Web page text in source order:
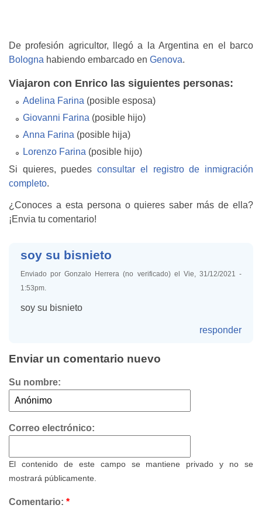
De profesión agricultor, llegó a la Argentina en el barco
Bologna habiendo embarcado en Genova.
Viajaron con Enrico las siguientes personas:
Adelina Farina (posible esposa)
Giovanni Farina (posible hijo)
Anna Farina (posible hija)
Lorenzo Farina (posible hijo)
Si quieres, puedesconsultar el registro de inmigración
completo.
¿Conoces a esta persona o quieres saber más de ella?
¡Envia tu comentario!
soy su bisnieto
Enviado por Gonzalo Herrera (no verificado) el Vie, 31/12/2021 -
1:53pm.
soy su bisnieto
responder
Enviar un comentario nuevo
Su nombre:
Correo electrónico:
El contenido de este campo se mantiene privado y no se
mostrará públicamente.
Comentario: *